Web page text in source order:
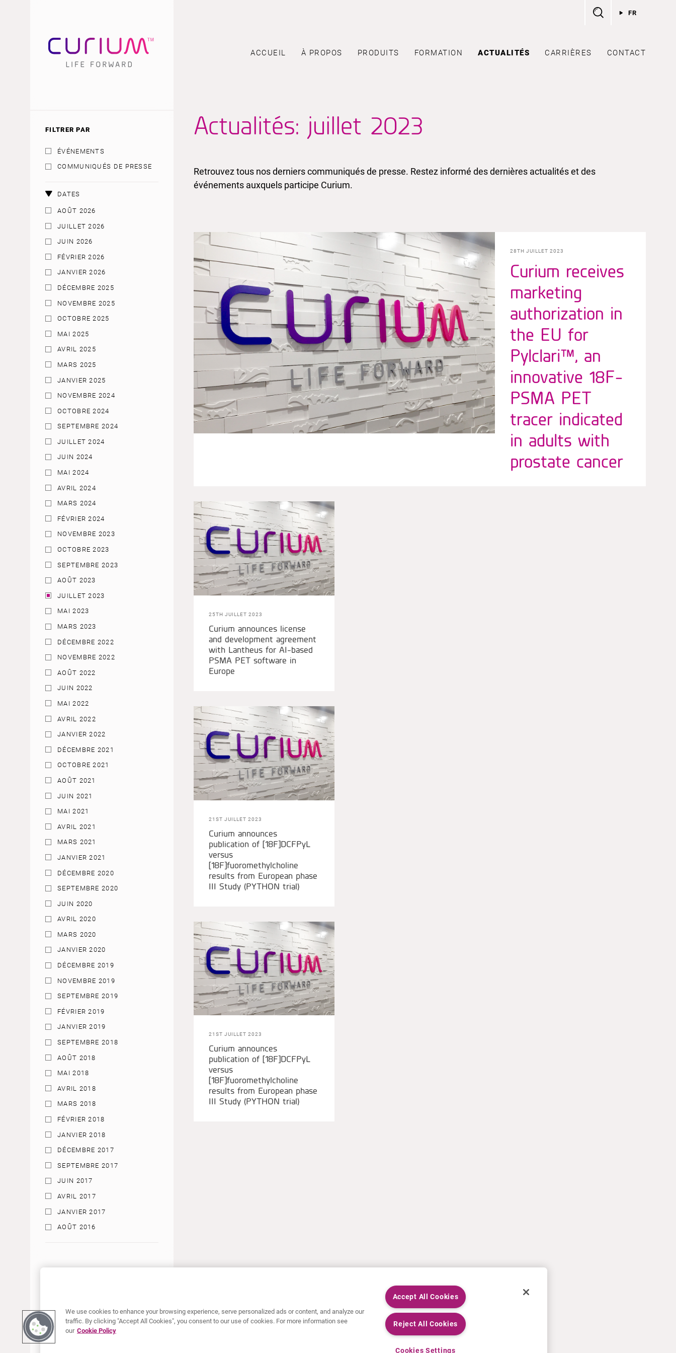
ACCUEIL À PROPOS PRODUITS FORMATION ACTUALITÉS CARRIÈRES CONTACT
FR
FILTRER PAR
ÉVÉNEMENTS
COMMUNIQUÉS DE PRESSE
DATES
AOÛT 2026
JUILLET 2026
JUIN 2026
FÉVRIER 2026
JANVIER 2026
DÉCEMBRE 2025
NOVEMBRE 2025
OCTOBRE 2025
MAI 2025
AVRIL 2025
MARS 2025
JANVIER 2025
NOVEMBRE 2024
OCTOBRE 2024
SEPTEMBRE 2024
JUILLET 2024
JUIN 2024
MAI 2024
AVRIL 2024
MARS 2024
FÉVRIER 2024
NOVEMBRE 2023
OCTOBRE 2023
SEPTEMBRE 2023
AOÛT 2023
JUILLET 2023
MAI 2023
MARS 2023
DÉCEMBRE 2022
NOVEMBRE 2022
AOÛT 2022
JUIN 2022
MAI 2022
AVRIL 2022
JANVIER 2022
DÉCEMBRE 2021
OCTOBRE 2021
AOÛT 2021
JUIN 2021
MAI 2021
AVRIL 2021
MARS 2021
JANVIER 2021
DÉCEMBRE 2020
SEPTEMBRE 2020
JUIN 2020
AVRIL 2020
MARS 2020
JANVIER 2020
DÉCEMBRE 2019
NOVEMBRE 2019
SEPTEMBRE 2019
FÉVRIER 2019
JANVIER 2019
SEPTEMBRE 2018
AOÛT 2018
MAI 2018
AVRIL 2018
MARS 2018
FÉVRIER 2018
JANVIER 2018
DÉCEMBRE 2017
SEPTEMBRE 2017
JUIN 2017
AVRIL 2017
JANVIER 2017
AOÛT 2016
Actualités: juillet 2023
Retrouvez tous nos derniers communiqués de presse. Restez informé des dernières actualités et des
événements auxquels participe Curium.
28TH JUILLET 2023
Curium receives
marketing
authorization in
the EU for
Pylclari™, an
innovative 18F-
PSMA PET
tracer indicated
in adults with
prostate cancer
25TH JUILLET 2023
Curium announces license
and development agreement
with Lantheus for AI-based
PSMA PET software in
Europe
21ST JUILLET 2023
Curium announces
publication of [18F]DCFPyL
versus
[18F]fuoromethylcholine
results from European phase
III Study (PYTHON trial)
21ST JUILLET 2023
Curium announces
publication of [18F]DCFPyL
versus
[18F]fuoromethylcholine
results from European phase
III Study (PYTHON trial)
We use cookies to enhance your browsing experience, serve personalized ads or content, and analyze our
traffic. By clicking "Accept All Cookies", you consent to our use of cookies. For more information see
our Cookie Policy
Accept All Cookies
Reject All Cookies
Cookies Settings